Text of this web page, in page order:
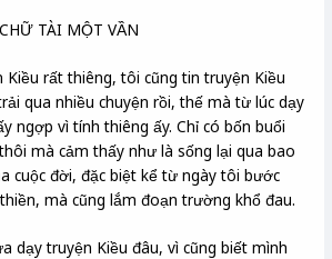
TÀI MỘT VẦN
rất thiêng, tôi cũng tin truyện Kiều
qua nhiều chuyện rồi, thế mà từ lúc dạy
ngợp vì tính thiêng ấy. Chỉ có bốn buổi
mà cảm thấy như là sống lại qua bao
cuộc đời, đặc biệt kể từ ngày tôi bước
mà cũng lắm đoạn trường khổ đau.
dạy truyện Kiều đâu, vì cũng biết mình